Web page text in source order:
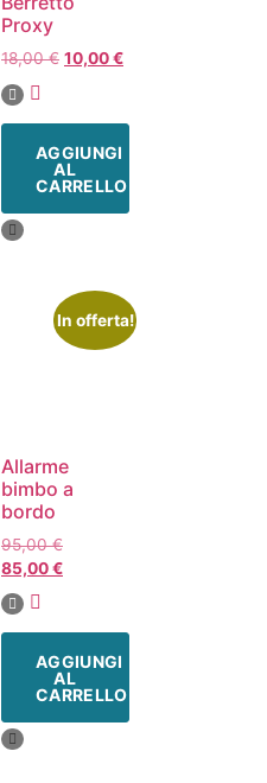
Proxy
18,00€ 10,00€
AGGIUNGI
AL
CARRELLO
In offerta!
Allarme
bimbo a
bordo
95,00€
85,00€
AGGIUNGI
AL
CARRELLO